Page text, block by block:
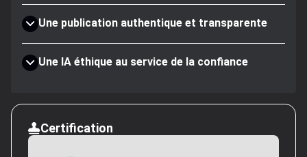
Une publication authentique et transparente
Une IA éthique au service de la confiance
Certification